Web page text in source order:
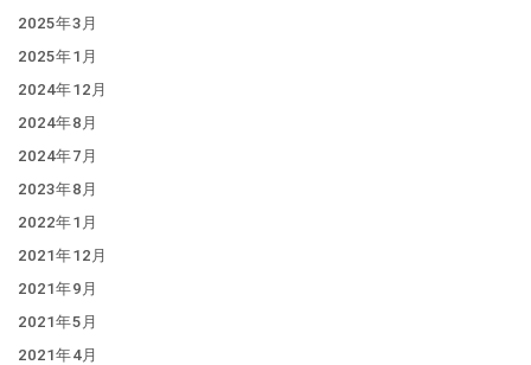
2025年3月
2025年1月
2024年12月
2024年8月
2024年7月
2023年8月
2022年1月
2021年12月
2021年9月
2021年5月
2021年4月